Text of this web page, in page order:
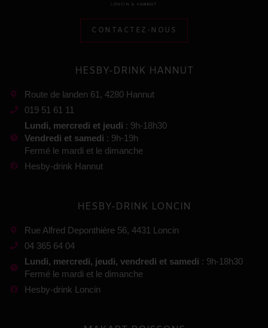
CONTACTEZ-NOUS
HESBY-DRINK HANNUT
Route de landen 61, 4280 Hannut
019 51 61 11
Lundi, mercredi et jeudi : 9h-18h30
Vendredi et samedi : 9h-19h
Fermé le mardi et le dimanche
Hesby-drink Hannut
HESBY-DRINK LONCIN
Rue Alfred Deponthière 56, 4431 Loncin
04 365 64 04
Lundi, mercredi, jeudi, vendredi et samedi : 9h-18h30
Fermé le mardi et le dimanche
Hesby-drink Loncin